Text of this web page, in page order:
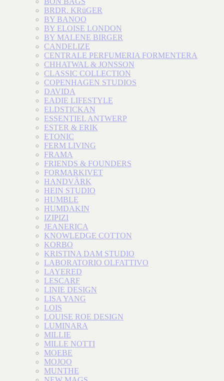
BRDR. KRüGER
BY BANOO
BY ELOISE LONDON
BY MALENE BIRGER
CANDELIZE
CENTRALE PERFUMERIA FORMENTERA
CHHATWAL & JONSSON
CLASSIC COLLECTION
COPENHAGEN STUDIOS
DAVIDA
EADIE LIFESTYLE
ELDSTICKAN
ESSENTIEL ANTWERP
ESTER & ERIK
ETONIC
FERM LIVING
FRAMA
FRIENDS & FOUNDERS
FORMARKIVET
HANDVÄRK
HEIN STUDIO
HUMBLE
HUMDAKIN
IZIPIZI
JEANERICA
KNOWLEDGE COTTON
KORBO
KRISTINA DAM STUDIO
LABORATORIO OLFATTIVO
LAYERED
LESCARF
LINIE DESIGN
LISA YANG
LOIS
LOUISE ROE DESIGN
LUMINARA
MILLIE
MILLE NOTTI
MOEBE
MOJOO
MUNTHE